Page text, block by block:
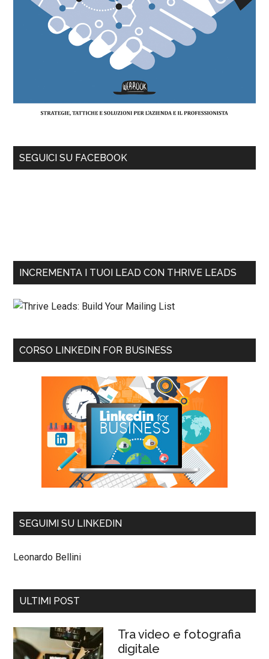
SEGUICI SU FACEBOOK
INCREMENTA I TUOI LEAD CON THRIVE LEADS
CORSO LINKEDIN FOR BUSINESS
SEGUIMI SU LINKEDIN
Leonardo Bellini
ULTIMI POST
Tra video e fotografia
digitale